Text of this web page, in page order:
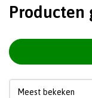
Producten